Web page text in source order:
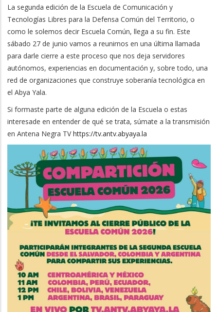
La segunda edición de la Escuela de Comunicación y
Tecnologías Libres para la Defensa Común del Territorio, o
como le solemos decir Escuela Común, llega a su fin. Este
sábado 27 de junio vamos a reunirnos en una última llamada
para darle cierre a este proceso que nos deja servidores
autónomos, experiencias en documentación y, sobre todo, una
red de organizaciones que construye soberanía tecnológica en
el Abya Yala.
Si formaste parte de alguna edición de la Escuela o estas
interesade en entender de qué se trata, súmate a la transmisión
en Antena Negra TVhttps://tv.antv.abyaya.la